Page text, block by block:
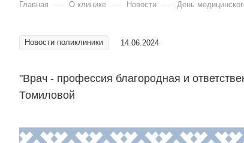
Главная — О клинике — Новости — День
Новости поликлиники 14.06.2024
"Врач - профессия благородная и
Томиловой